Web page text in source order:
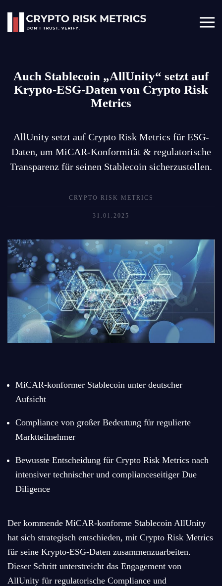
Skip to main content
Auch Stablecoin „AllUnity“ setzt auf
Krypto-ESG-Daten von Crypto Risk
Metrics
AllUnity setzt auf Crypto Risk Metrics für ESG-
Daten, um MiCAR-Konformität & regulatorische
Transparenz für seinen Stablecoin sicherzustellen.
CRYPTO RISK METRICS
31.01.2025
MiCAR-konformer Stablecoin unter deutscher
Aufsicht
Compliance von großer Bedeutung für regulierte
Marktteilnehmer
Bewusste Entscheidung für Crypto Risk Metrics nach
intensiver technischer und complianceseitiger Due
Diligence
Der kommende MiCAR-konforme Stablecoin AllUnity
hat sich strategisch entschieden, mit Crypto Risk Metrics
für seine Krypto-ESG-Daten zusammenzuarbeiten.
Dieser Schritt unterstreicht das Engagement von
AllUnity für regulatorische Compliance und